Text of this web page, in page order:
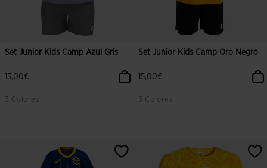
Set Junior Kids Camp Azul Gris
15,00€
3 Colores
Set Junior Kids Camp Oro Negro
15,00€
3 Colores